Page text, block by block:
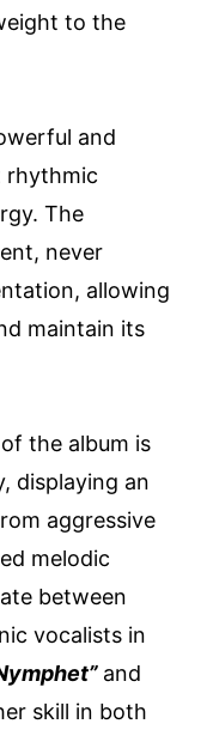
to the
and
rhythmic
The
never
allowing
maintain its
the album is
displaying an
aggressive
melodic
between
vocalists in
and
skill in both